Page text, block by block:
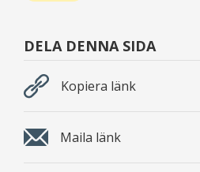
DELA DENNA SIDA
Kopiera länk
Maila länk